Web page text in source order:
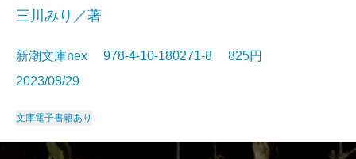
三川みり／著
新潮文庫nex 978-4-10-180271-8 825円
2023/08/29
文庫電子書籍あり